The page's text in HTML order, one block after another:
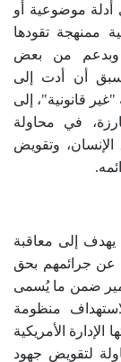
موضوعية أو
ممنهجة تقودها
وبدعم من بعض
أن أدت إلى
2021 كمنظمة "غير قانونية"، إلى
في محاولة
وتقويض
.
إلى معاقبة
جرائمهم بحق
ضمن ما يُسمى
منظومة
الأمريكية
لتقويض جهود